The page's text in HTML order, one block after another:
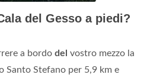
del Gesso a piedi?
a bordo del vostro mezzo la
Santo Stefano per 5,9 km e